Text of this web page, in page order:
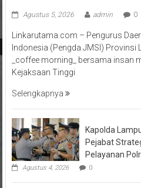
Agustus 5, 2026 admin 0
Linkarutama.com – Pengurus
Indonesia (Pengda JMSI)
_coffee morning_ bersama insan
Kejaksaan Tinggi
Selengkapnya
Kapolda
Pejabat
Pelayanan
Agustus 4, 2026 0